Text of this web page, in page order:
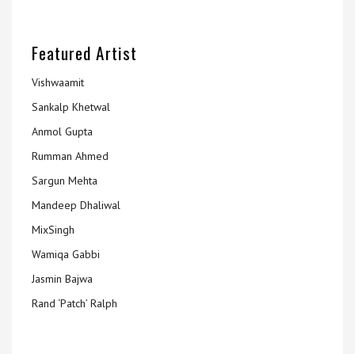
Featured Artist
Vishwaamit
Sankalp Khetwal
Anmol Gupta
Rumman Ahmed
Sargun Mehta
Mandeep Dhaliwal
MixSingh
Wamiqa Gabbi
Jasmin Bajwa
Rand ‘Patch’ Ralph